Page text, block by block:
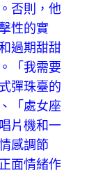
否則，他
性的實
過期甜甜
「我需要
彈珠臺的
「處女座
片機和一
感調節
面情緒作